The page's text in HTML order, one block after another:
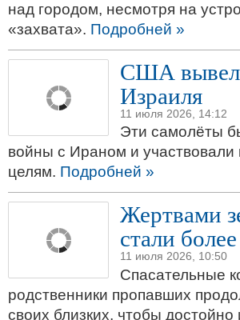
над городом, несмотря на
«захвата». Подробней »
США
Израиля
11 июля 2026, 14:12
Эти самолёты
войны с Ираном и
целям. Подробней »
Жертвами
стали
11 июля 2026, 10:50
Спасательные
родственники пропавших
своих близких, чтобы достойно